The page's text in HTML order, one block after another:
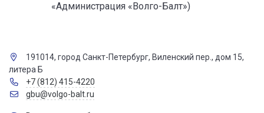
«Администрация «Волго-Балт»)
191014, город Санкт-Петербург, Виленский пер., дом 15,
литера Б
+7 (812) 415-4220
gbu@volgo-balt.ru